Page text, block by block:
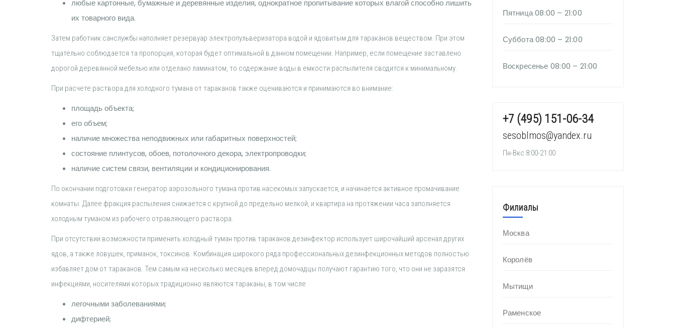
любые картонные, бумажные и деревянные изделия, однократное пропитывание которых влагой способно лишить
их товарного вида.
Затем работник санслужбы наполняет резервуар электропульверизатора водой и ядовитым для тараканов веществом. При этом
тщательно соблюдается та пропорция, которая будет оптимальной в данном помещении. Например, если помещение заставлено
дорогой деревянной мебелью или отделано ламинатом, то содержание воды в емкости распылителя сводится к минимальному.
При расчете раствора для холодного тумана от тараканов также оцениваются и принимаются во внимание:
площадь объекта;
его объем;
наличие множества неподвижных или габаритных поверхностей;
состояние плинтусов, обоев, потолочного декора, электропроводки;
наличие систем связи, вентиляции и кондиционирования.
По окончании подготовки генератор аэрозольного тумана против насекомых запускается, и начинается активное промачивание
комнаты. Далее фракция распыления снижается с крупной до предельно мелкой, и квартира на протяжении часа заполняется
холодным туманом из рабочего отравляющего раствора.
При отсутствии возможности применить холодный туман против тараканов дезинфектор использует широчайший арсенал других
ядов, а также ловушек, приманок, токсинов. Комбинация широкого ряда профессиональных дезинфекционных методов полностью
избавляет дом от тараканов. Тем самым на несколько месяцев вперед домочадцы получают гарантию того, что они не заразятся
инфекциями, носителями которых традиционно являются тараканы, в том числе
легочными заболеваниями;
дифтерией;
Пятница08:00 – 21:00
Суббота08:00 – 21:00
Воскресенье 08:00 – 21:00
+7 (495) 151-06-34
sesoblmos@yandex.ru
Пн-Вкс 8:00-21:00
Филиалы
Москва
Королёв
Мытищи
Раменское